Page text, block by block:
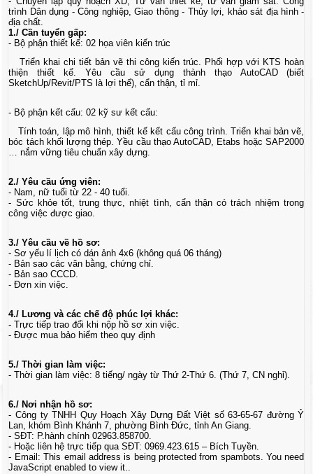
trình Dân dụng - Công nghiệp, Giao thông - Thủy lợi, khảo sát địa hình -
địa chất.
1./ Cần tuyển gấp:
- Bộ phận thiết kế: 02 họa viên kiến trúc
Triển khai chi tiết bản vẽ thi công kiến trúc. Phối hợp với KTS hoàn
thiện thiết kế. Yêu cầu sử dụng thành thạo AutoCAD (biết
SketchUp/Revit/PTS là lợi thế), cẩn thận, tỉ mỉ.
- Bộ phận kết cấu: 02 kỹ sư kết cấu:
Tính toán, lập mô hình, thiết kế kết cấu công trình. Triển khai bản vẽ,
bóc tách khối lượng thép. Yều cầu thạo AutoCAD, Etabs hoặc SAP2000
… nắm vững tiêu chuẩn xây dựng.
2./ Yêu cầu ứng viên:
- Nam, nữ tuổi từ 22 - 40 tuổi.
- Sức khỏe tốt, trung thực, nhiệt tình, cẩn thận có trách nhiệm trong
công việc được giao.
3./ Yêu cầu về hồ sơ:
- Sơ yếu lí lịch có dán ảnh 4x6 (không quá 06 tháng)
- Bản sao các văn bằng, chứng chỉ.
- Bản sao CCCD.
- Đơn xin việc.
4./ Lương và các chế độ phúc lợi khác:
- Trực tiếp trao đổi khi nộp hồ sơ xin việc.
- Được mua bảo hiểm theo quy định
5./ Thời gian làm việc:
- Thời gian làm việc: 8 tiếng/ ngày từ Thứ 2-Thứ 6. (Thứ 7, CN nghỉ).
6./ Nơi nhận hồ sơ:
- Công ty TNHH Quy Hoạch Xây Dựng Đất Việt số 63-65-67 đường Ỷ
Lan, khóm Bình Khánh 7, phường Bình Đức, tỉnh An Giang.
- SĐT: P.hành chính 02963.858700.
- Hoặc liên hệ trực tiếp qua SĐT: 0969.423.615 – Bích Tuyền.
- Email:This email address is being protected from spambots. You need
JavaScript enabled to view it..